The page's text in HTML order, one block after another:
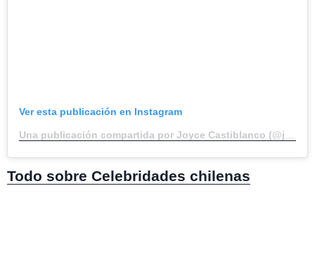
Ver esta publicación en Instagram
Todo sobre Celebridades chilenas